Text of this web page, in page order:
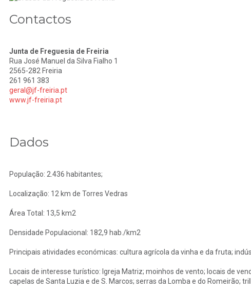
Contactos
Junta de Freguesia de Freiria
Rua José Manuel da Silva Fialho 1
2565-282 Freiria
261 961 383
geral@jf-freiria.pt
www.jf-freiria.pt
Dados
População: 2.436 habitantes;
Localização: 12 km de Torres Vedras
Área Total: 13,5 km2
Densidade Populacional: 182,9 hab./km2
Principais atividades económicas: cultura agrícola da vinha e da fruta;
Locais de interesse turístico: Igreja Matriz; moinhos de vento; locais de
capelas de Santa Luzia e de S. Marcos; serras da Lomba e do Romeirão;